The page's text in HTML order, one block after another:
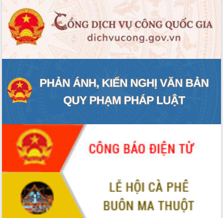
Diễn đàn Kinh tế tư nhân Việt Nam đột
phá cơ chế - Hợp tác công tư
Đề án 06 tạo bước ngoặt đột phá trong
cải cách hành chính tỉnh Đắk Lắk
Khởi động Dự án Đầu tư xây dựng hạ
tầng kỹ thuật Cụm công nghiệp Tân
Tiến
mạng Việt Nam
Đắk Lắk sơ kết 4 năm triển khai thực
hiện Đề án 06 của Chính phủ
Họp báo thông tin về Hội nghị Công bố
Quy hoạch và Xúc tiến đầu tư tỉnh Đắk
Khơi thông điểm nghẽn, đẩy nhanh
giải ngân vốn khắc phục thiên tai